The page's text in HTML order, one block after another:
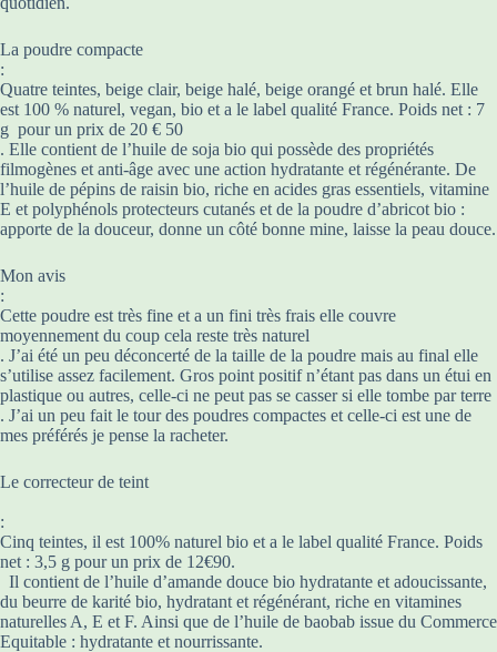
La poudre compacte
:
Quatre teintes, beige clair, beige halé, beige orangé et brun halé. Elle
est 100 % naturel, vegan, bio et a le label qualité France. Poids net : 7
g pour un prix de 20 € 50
. Elle contient de l’huile de soja bio qui possède des propriétés
filmogènes et anti-âge avec une action hydratante et régénérante. De
l’huile de pépins de raisin bio, riche en acides gras essentiels, vitamine
E et polyphénols protecteurs cutanés et de la poudre d’abricot bio :
apporte de la douceur, donne un côté bonne mine, laisse la peau douce.
Mon avis
:
Cette poudre est très fine et a un fini très frais elle couvre
moyennement du coup cela reste très naturel
. J’ai été un peu déconcerté de la taille de la poudre mais au final elle
s’utilise assez facilement. Gros point positif n’étant pas dans un étui en
plastique ou autres, celle-ci ne peut pas se casser si elle tombe par terre
. J’ai un peu fait le tour des poudres compactes et celle-ci est une de
mes préférés je pense la racheter.
Le correcteur de teint
:
Cinq teintes, il est 100% naturel bio et a le label qualité France. Poids
net : 3,5 g pour un prix de 12€90.
Il contient de l’huile d’amande douce bio hydratante et adoucissante,
du beurre de karité bio, hydratant et régénérant, riche en vitamines
naturelles A, E et F. Ainsi que de l’huile de baobab issue du Commerce
Equitable : hydratante et nourrissante.